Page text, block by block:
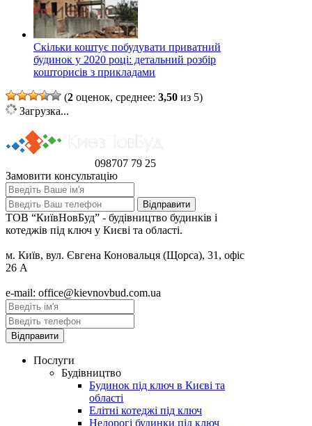
Скільки коштує побудувати приватний
будинок у 2020 році: детальний розбір
кошторисів з прикладами
(2 оценок, среднее: 3,50 из 5)
Загрузка...
098707 79 25
Замовити консультацію
ТОВ “КиївНовБуд” - будівництво будинків і
котеджів під ключ у Києві та області.
м. Київ, вул. Євгена Коновальця (Щорса), 31, офіс
26 А
e-mail: office@kievnovbud.com.ua
Послуги
Будівництво
Будинок під ключ в Києві та
області
Елітні котеджі під ключ
Недорогі будинки під ключ